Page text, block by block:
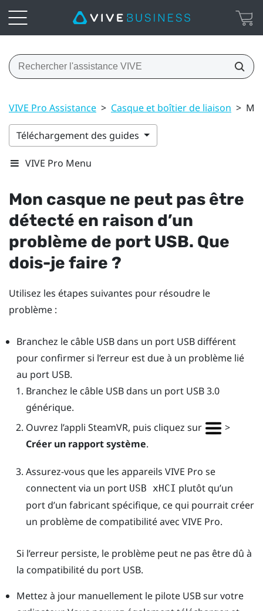
VIVE Pro Assistance > Casque et boîtier de liaison >
Téléchargement des guides
VIVE Pro Menu
Mon casque ne peut pas être
détecté en raison d’un
problème de port USB. Que
dois-je faire ?
Utilisez les étapes suivantes pour résoudre le
problème :
Branchez le câble USB dans un port USB différent
pour confirmer si l’erreur est due à un problème lié
au port USB.
Branchez le câble USB dans un port USB 3.0
générique.
Ouvrez l’appli SteamVR, puis cliquez sur
>
Créer un rapport système.
Assurez-vous que les appareils VIVE Pro se
connectent via un port USB xHCI plutôt qu’un
port d’un fabricant spécifique, ce qui pourrait créer
un problème de compatibilité avec VIVE Pro.
Si l’erreur persiste, le problème peut ne pas être dû à
la compatibilité du port USB.
Mettez à jour manuellement le pilote USB sur votre